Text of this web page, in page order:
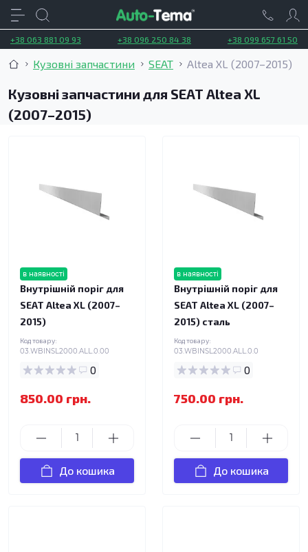
+38 063 881 09 93 +38 096 250 84 38 +38 099 657 61 50
Кузовні запчастини SEAT Altea XL (2007–2015)
Кузовні запчастини для SEAT Altea XL
(2007–2015)
в наявності
Внутрішній поріг для
SEAT Altea XL (2007–
2015)
Код товару:
03.WBINSL2000.ALL.0.00
0
850.00 грн.
До кошика
в наявності
Внутрішній поріг для
SEAT Altea XL (2007–
2015) сталь
Код товару:
03.WBINSL2000.ALL.0.0
0
750.00 грн.
До кошика